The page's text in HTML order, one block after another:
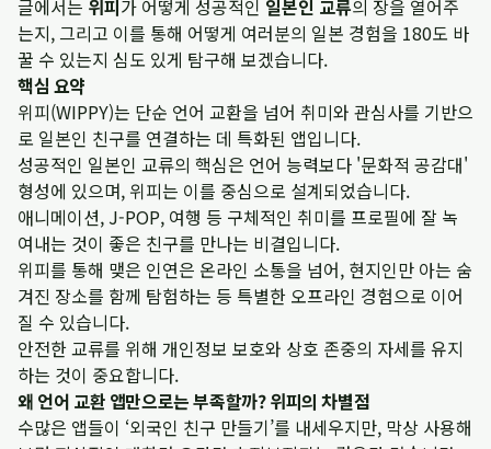
글에서는 위피가 어떻게 성공적인 일본인 교류의 장을 열어주
는지, 그리고 이를 통해 어떻게 여러분의 일본 경험을 180도 바
꿀 수 있는지 심도 있게 탐구해 보겠습니다.
핵심 요약
위피(WIPPY)는 단순 언어 교환을 넘어 취미와 관심사를 기반으
로 일본인 친구를 연결하는 데 특화된 앱입니다.
성공적인 일본인 교류의 핵심은 언어 능력보다 '문화적 공감대'
형성에 있으며, 위피는 이를 중심으로 설계되었습니다.
애니메이션, J-POP, 여행 등 구체적인 취미를 프로필에 잘 녹
여내는 것이 좋은 친구를 만나는 비결입니다.
위피를 통해 맺은 인연은 온라인 소통을 넘어, 현지인만 아는 숨
겨진 장소를 함께 탐험하는 등 특별한 오프라인 경험으로 이어
질 수 있습니다.
안전한 교류를 위해 개인정보 보호와 상호 존중의 자세를 유지
하는 것이 중요합니다.
왜 언어 교환 앱만으로는 부족할까? 위피의 차별점
수많은 앱들이 ‘외국인 친구 만들기’를 내세우지만, 막상 사용해